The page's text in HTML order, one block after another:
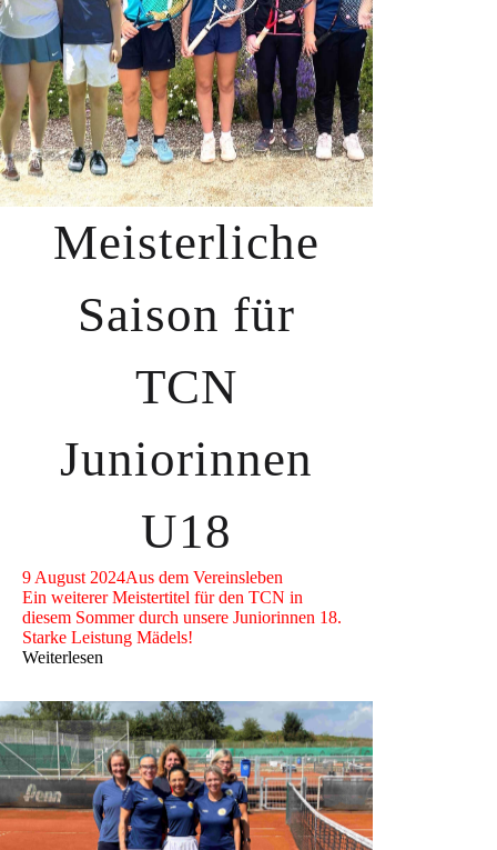
Meisterliche
Saison für
TCN
Juniorinnen
U18
9 August 2024Aus dem Vereinsleben
Ein weiterer Meistertitel für den TCN in
diesem Sommer durch unsere Juniorinnen 18.
Starke Leistung Mädels!
Weiterlesen